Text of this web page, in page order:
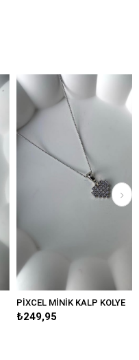
PİXCEL MİNİK KALP KOLYE
₺249,95